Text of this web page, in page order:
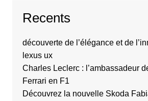
Recents
découverte de l’élégance et de
lexus ux
Charles Leclerc : l’ambassadeur
Ferrari en F1
Découvrez la nouvelle Skoda